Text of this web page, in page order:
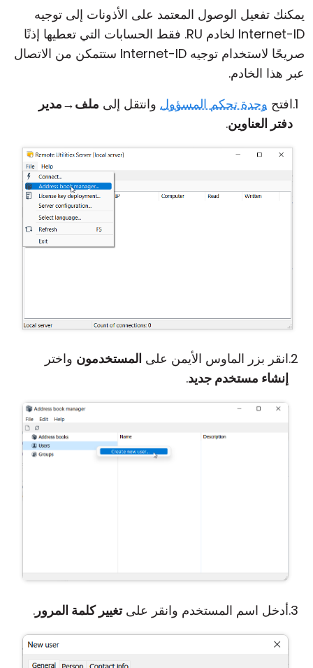
يمكنك تفعيل الوصول المعتمد على الأذونات إلى توجيه
Internet-ID لخادم RU. فقط الحسابات التي تعطيها إذنًا
صريحًا لاستخدام توجيه Internet-ID ستتمكن من الاتصال
عبر هذا الخادم.
افتح وحدة تحكم المسؤول وانتقل إلى ملف→مدير
دفتر العناوين.
انقر بزر الماوس الأيمن على المستخدمون واختر
إنشاء مستخدم جديد.
أدخل اسم المستخدم وانقر علىتغيير كلمة المرور.